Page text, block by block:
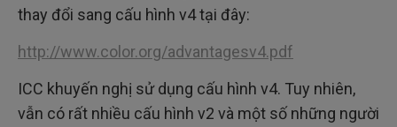
thay đổi sang cấu hình v4 tại đây:
http://www.color.org/advantagesv4.pdf
ICC khuyến nghị sử dụng cấu hình v4. Tuy nhiên,
vẫn có rất nhiều cấu hình v2 và một số những người